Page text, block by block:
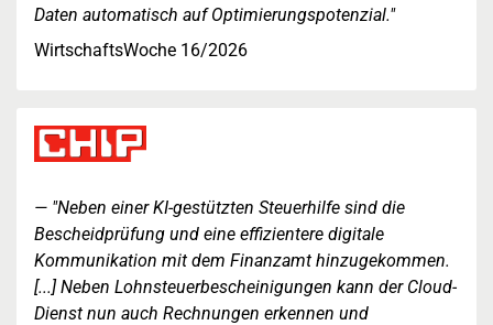
Daten automatisch auf Optimierungspotenzial."
WirtschaftsWoche 16/2026
"Neben einer KI-gestützten Steuerhilfe sind die
Bescheidprüfung und eine effizientere digitale
Kommunikation mit dem Finanzamt hinzugekommen.
[...] Neben Lohnsteuerbescheinigungen kann der Cloud-
Dienst nun auch Rechnungen erkennen und